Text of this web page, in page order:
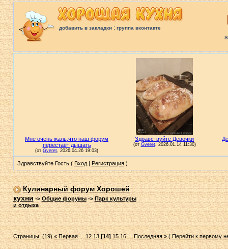
добавить в закладки: группа вконтакте
Здравствуйте Гость ( Вход| Регистрация)
Кулинарный форум Хорошей
кухни->Общие форумы-> Парк культуры
и отдыха
Страницы:(19)« Первая...12 13 [14] 15 16...Последняя »( Перейти к первому